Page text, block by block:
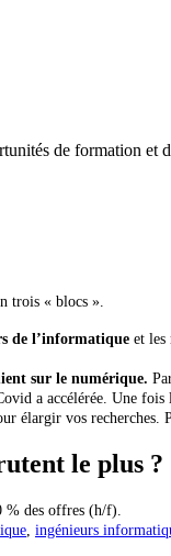
de formation
trois « blocs ».
de l’informatique et les
sur le numérique.
a accélérée. Une
élargir vos
le plus ?
% des offres (h/f).
, ingénieurs